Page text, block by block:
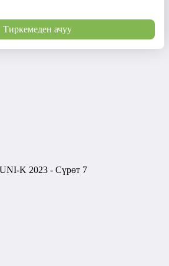
Тиркемеден ачуу